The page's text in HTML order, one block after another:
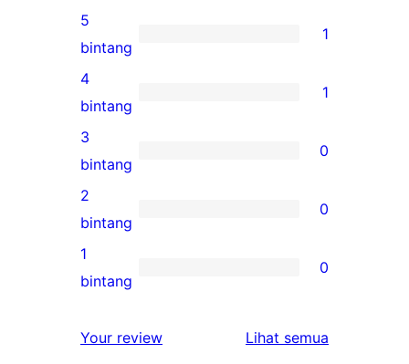
1
ulasan
5-
bintang
5
bintang
1
1
ulasan
4-
bintang
4
bintang
1
0
ulasan
3-
bintang
3
bintang
0
0
ulasan
2-
2
bintang
0
0
1-
1
bintang
0
Your review Lihat semua